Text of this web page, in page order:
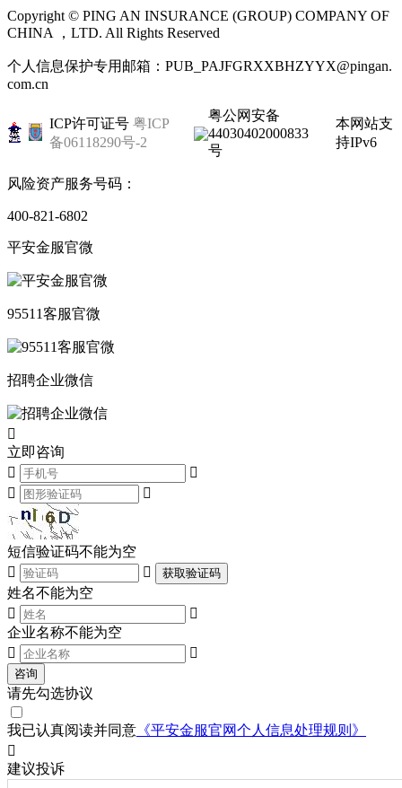
Copyright © PING AN INSURANCE (GROUP) COMPANY OF
CHINA ，LTD. All Rights Reserved
个人信息保护专用邮箱：PUB_PAJFGRXXBHZYYX@pingan.
com.cn
ICP许可证号 粤ICP
备06118290号-2
粤公网安备
44030402000833
号
本网站支
持IPv6
风险资产服务号码：
400-821-6802
平安金服官微
95511客服官微
招聘企业微信

立即咨询




短信验证码不能为空

 获取验证码
姓名不能为空


企业名称不能为空


咨询
请先勾选协议
我已认真阅读并同意 《平安金服官网个人信息处理规则》

建议投诉